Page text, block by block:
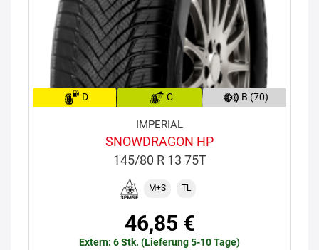
D C B (70)
IMPERIAL
SNOWDRAGON HP
145/80 R 13 75T
M+S TL
46,85 €
Extern: 6 Stk. (Lieferung 5-10 Tage)